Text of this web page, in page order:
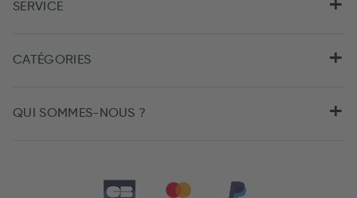
SERVICE
CATÉGORIES
QUI SOMMES-NOUS ?